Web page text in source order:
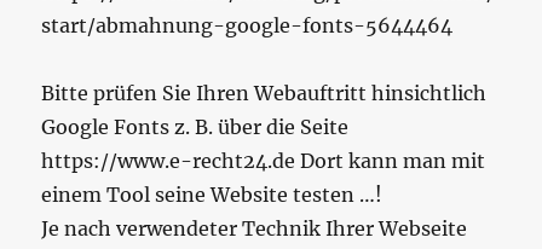
start/abmahnung-google-fonts-5644464
Bitte prüfen Sie Ihren Webauftritt hinsichtlich
Google Fonts z. B. über die Seite
https://www.e-recht24.de Dort kann man mit
einem Tool seine Website testen …!
Je nach verwendeter Technik Ihrer Webseite